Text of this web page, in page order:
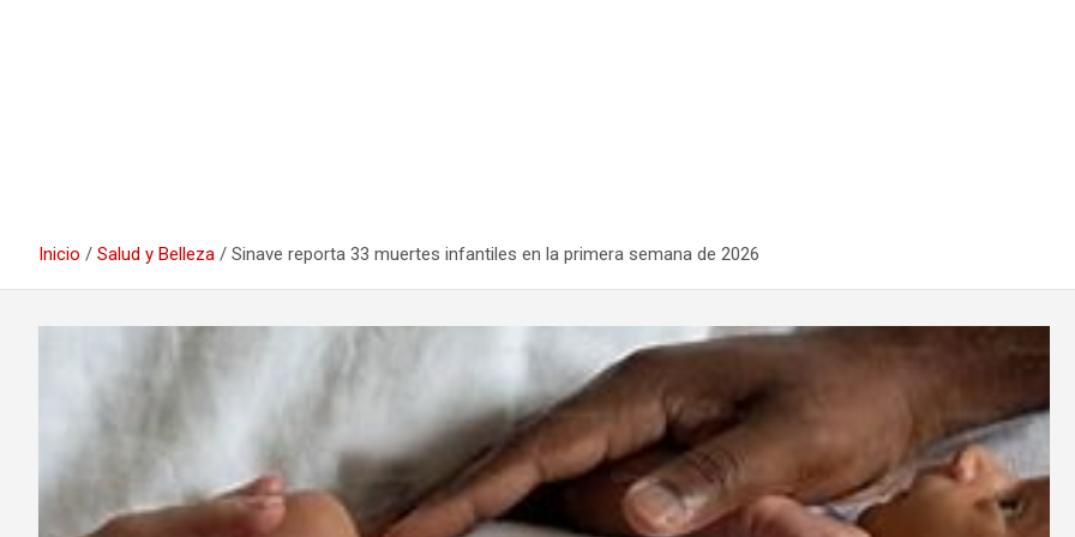
Inicio Salud y Belleza Sinave reporta 33 muertes infantiles en la primera semana de 2026